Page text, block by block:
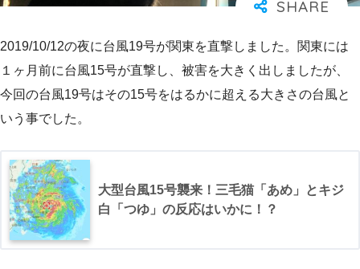
2019/10/12の夜に台風19号が関東を直撃しました。関東には
１ヶ月前に台風15号が直撃し、被害を大きく出しましたが、
今回の台風19号はその15号をはるかに超える大きさの台風と
いう事でした。
大型台風15号襲来！三毛猫「あめ」とキジ
白「つゆ」の反応はいかに！？